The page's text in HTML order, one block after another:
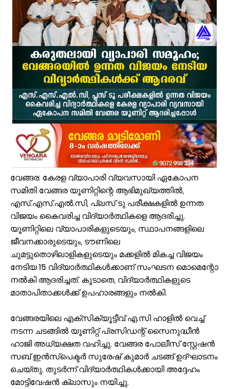
പ്രമുഖ സമസ്ത - കെഎംസിസി നേതാവ് പുള്ളാട്ട് അബ്ദുള്ള മൗലവി
ആയിരത്തോളം സഡാക്കോ കൊക്കുകൾ നിർമ്മിച്ച് കുറ്റൂർ
പാണക്കാട്ട് മണ്ണിടിച്ചിൽ; അനധികൃത പാറ പൊട്ടിക്കലാണ്
വേങ്ങര മണ്ഡലം പ്രവാസി ലീഗ് അംഗത്വ പ്രചാരണത്തിന്
കരിപ്പൂർ വിമാന ദുരന്തത്തിന് ഇന്ന് 6 വയസ്സ്; വലിയ വിമാനങ്ങളുടെ
ജോലിസ്ഥലത്ത് വെള്ളപ്പൊക്കം; അസമിൽ മരിച്ച തിരൂരങ്ങാടി
പായലും ചെളിയും മൂടി റോഡുകൾ; പ്രളയാനന്തര ജാഗ്രതയിൽ
ക്ഷേമ പെൻഷൻ ഇനി വീടുകളിലെത്തില്ല; സഹകരണ സംഘങ്ങളെ
പാണക്കാട് എടയപ്പാലം മണ്ണിടിച്ചിൽ രക്ഷാപ്രവർത്തനം: മികച്ച
സഹജീവനം ഡിസബിലിറ്റി സെൻസസ്: വേങ്ങരയിൽ എൻ.എസ്.എസ്
വേങ്ങര: കേരള വ്യാപാരി വ്യവസായി ഏകോപന
സമിതി വേങ്ങര യൂണിറ്റിന്റെ ആഭിമുഖ്യത്തിൽ,
എസ്.എസ്.എൽ.സി, പ്ലസ് ടു പരീക്ഷകളിൽ ഉന്നത
വിജയം കൈവരിച്ച വിദ്യാർത്ഥികളെ ആദരിച്ചു.
യൂണിറ്റിലെ വ്യാപാരികളുടെയും, സ്ഥാപനങ്ങളിലെ
ജീവനക്കാരുടെയും, ടൗണിലെ
ചുമട്ടുതൊഴിലാളികളുടെയും മക്കളിൽ മികച്ച വിജയം
നേടിയ 15 വിദ്യാർത്ഥികൾക്കാണ് സംഘടന മൊമെന്റോ
നൽകി ആദരിച്ചത്. കൂടാതെ, വിദ്യാർത്ഥികളുടെ
മാതാപിതാക്കൾക്ക് ഉപഹാരങ്ങളും നൽകി.
വേങ്ങരയിലെ എക്സിക്യൂട്ടീവ് എ.സി ഹാളിൽ വെച്ച്
നടന്ന ചടങ്ങിൽ യൂണിറ്റ് പ്രസിഡന്റ് സൈനുദ്ധീൻ
ഹാജി അധ്യക്ഷത വഹിച്ചു. വേങ്ങര പോലീസ് സ്റ്റേഷൻ
സബ് ഇൻസ്‌പെക്ടർ സുരേഷ് കുമാർ ചടങ്ങ് ഉദ്ഘാടനം
ചെയ്തു. തുടർന്ന് വിദ്യാർത്ഥികൾക്കായി അദ്ദേഹം
മോട്ടിവേഷൻ ക്ലാസും നയിച്ചു.